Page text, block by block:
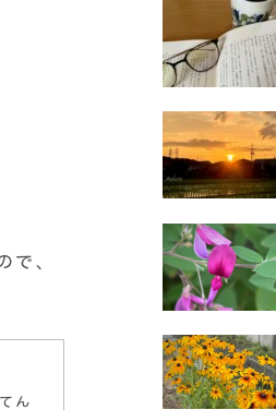
で、
ん